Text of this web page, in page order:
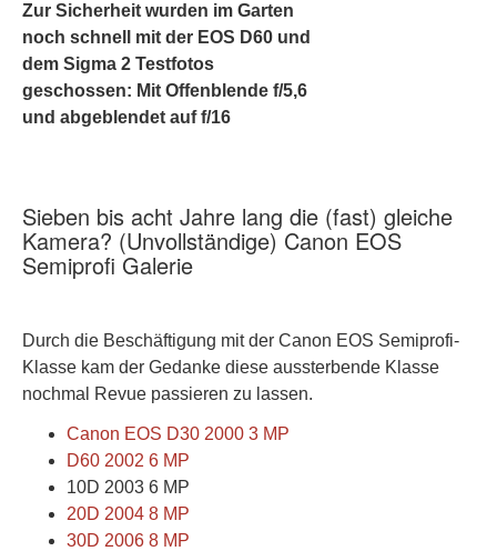
Zur Sicherheit wurden im Garten
noch schnell mit der EOS D60 und
dem Sigma 2 Testfotos
geschossen: Mit Offenblende f/5,6
und abgeblendet auf f/16
Sieben bis acht Jahre lang die (fast) gleiche
Kamera? (Unvollständige) Canon EOS
Semiprofi Galerie
Durch die Beschäftigung mit der Canon EOS Semiprofi-
Klasse kam der Gedanke diese aussterbende Klasse
nochmal Revue passieren zu lassen.
Canon EOS D30 2000 3 MP
D60 2002 6 MP
10D 2003 6 MP
20D 2004 8 MP
30D 2006 8 MP